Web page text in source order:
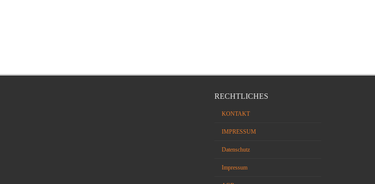
RECHTLICHES
KONTAKT
IMPRESSUM
Datenschutz
Impressum